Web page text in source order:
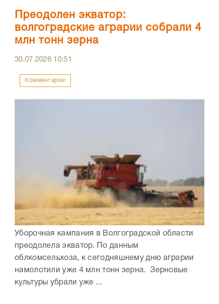
Преодолен экватор:
волгоградские аграрии собрали 4
млн тонн зерна
30.07.2026 10:51
Комментарии
Уборочная кампания в Волгоградской области
преодолела экватор. По данным
облкомсельхоза, к сегодняшнему дню аграрии
намолотили уже 4 млн тонн зерна. Зерновые
культуры убрали уже ...